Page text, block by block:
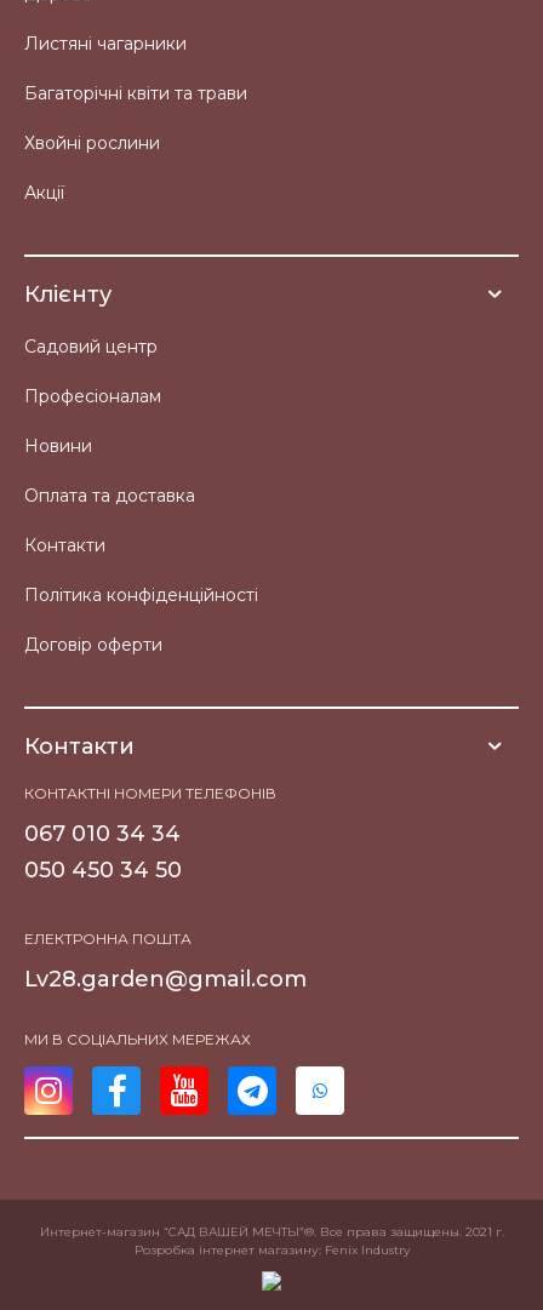
Листяні чагарники
Багаторічні квіти та трави
Хвойні рослини
Акції
Клієнту
Садовий центр
Професіоналам
Новини
Оплата та доставка
Контакти
Політика конфіденційності
Договір оферти
Контакти
КОНТАКТНІ НОМЕРИ ТЕЛЕФОНІВ
067 010 34 34
050 450 34 50
ЕЛЕКТРОННА ПОШТА
Lv28.garden@gmail.com
МИ В СОЦІАЛЬНИХ МЕРЕЖАХ
Интернет-магазин “САД ВАШЕЙ МЕЧТЫ”®. Все права защищены. 2021 г.
Розробка інтернет магазину: Fenix Industry